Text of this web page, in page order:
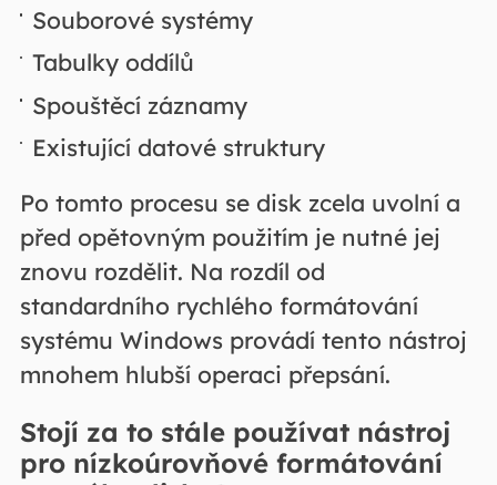
Souborové systémy
Tabulky oddílů
Spouštěcí záznamy
Existující datové struktury
Po tomto procesu se disk zcela uvolní a
před opětovným použitím je nutné jej
znovu rozdělit. Na rozdíl od
standardního rychlého formátování
systému Windows provádí tento nástroj
mnohem hlubší operaci přepsání.
Stojí za to stále používat nástroj
pro nízkoúrovňové formátování